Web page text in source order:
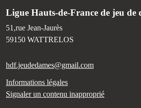
Ligue Hauts-de-France de jeu de
51,rue Jean-Jaurès
59150 WATTRELOS
hdf.jeudedames@gmail.com
Informations légales
Signaler un contenu inapproprié